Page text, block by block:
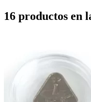
16 productos en